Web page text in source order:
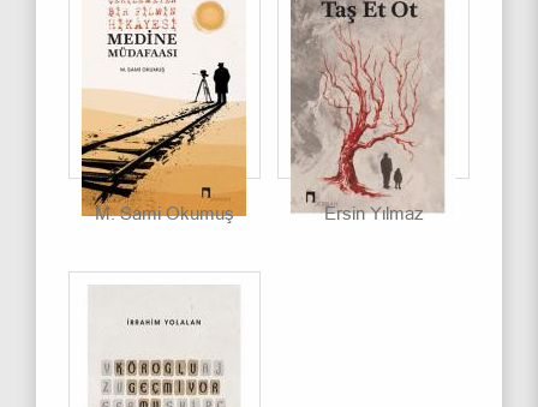
M. Sami Okumuş Ersin Yılmaz